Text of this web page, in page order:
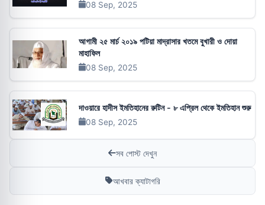
08 Sep, 2025
আগামী ২৫ মার্চ ২০১৯ পটিয়া মাদ্রাসার খতমে বুখারী ও দোয়া
মাহাফিল
08 Sep, 2025
দাওয়ারে হাদীস ইমতিহানের রুটিন - ৮ এপ্রিল থেকে ইমতিহান শুরু
08 Sep, 2025
সব পোস্ট দেখুন
আখবার ক্যাটাগরি